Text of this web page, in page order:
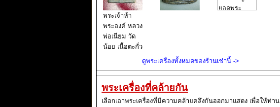
พระเจ้าห้า
พระองค์ หลวง
พ่อเนียม วัด
น้อย เนื้อตะกั่ว
ดูพระเครื่องทั้งหมดของร้านเช่านี้ ->
พระเครื่องที่คล้ายกัน
เลือกเอาพระเครื่องที่มีความคล้ายคลึงกันออกมาแสดง เพื่อให้ท่าน